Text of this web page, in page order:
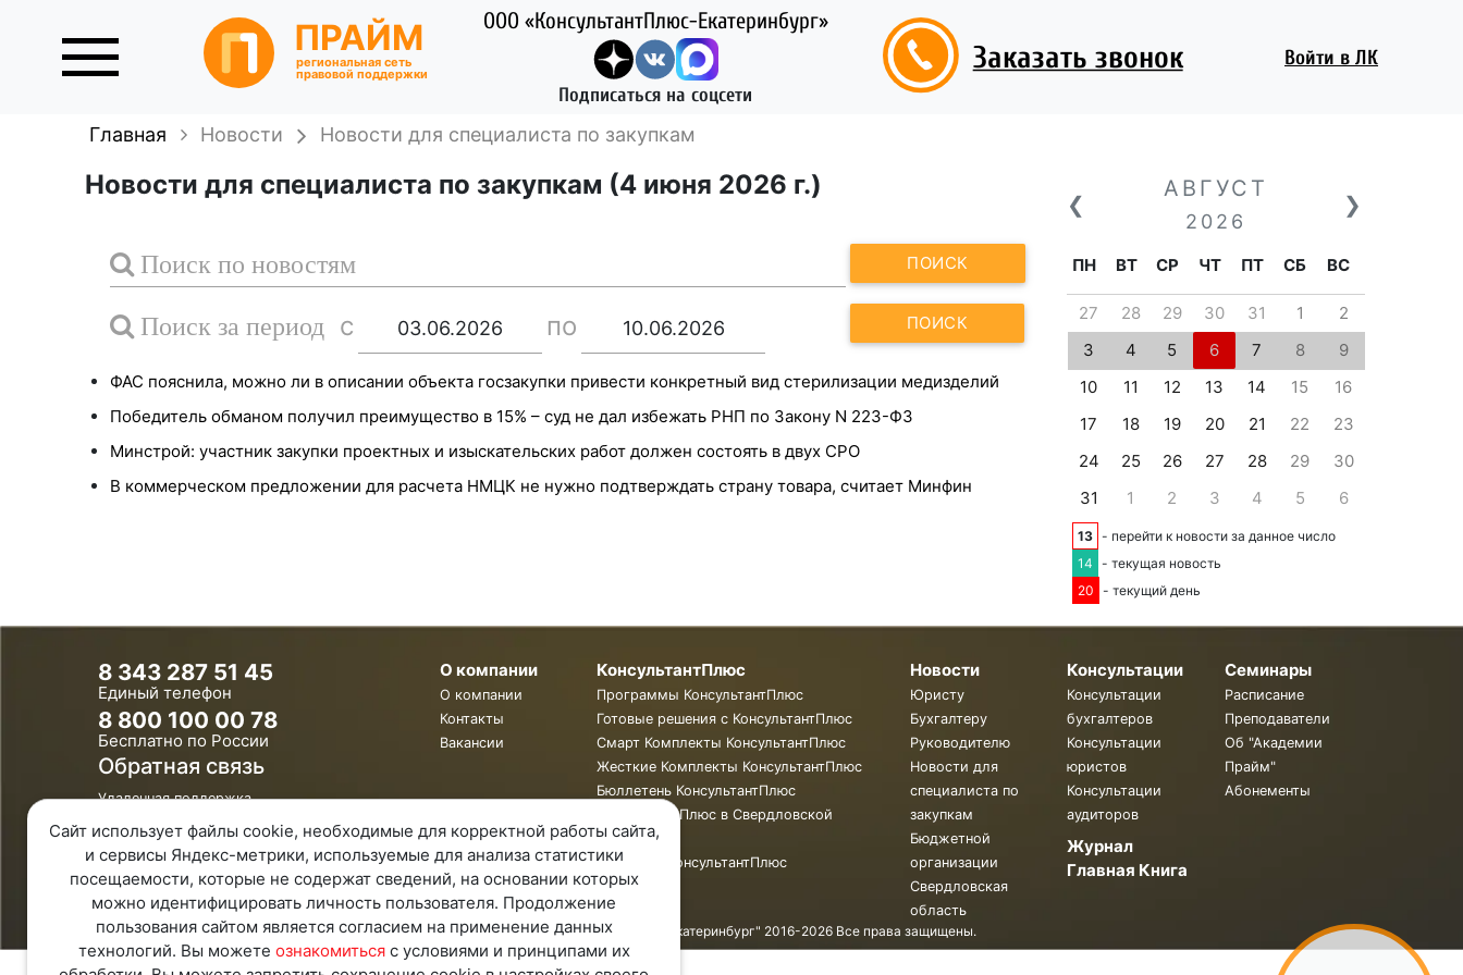
ПРАЙМ
региональная сеть
правовой поддержки
ООО «КонсультантПлюс-Екатеринбург»
Подписаться на соцсети
Заказать звонок Войти в ЛК
Главная Новости Новости для специалиста по закупкам
Новости для специалиста по закупкам (4 июня 2026 г.)
Поиск по новостям ПОИСК
Поиск за период с по ПОИСК
ФАС пояснила, можно ли в описании объекта госзакупки привести конкретный вид стерилизации медизделий
Победитель обманом получил преимущество в 15% – суд не дал избежать РНП по Закону N 223-ФЗ
Минстрой: участник закупки проектных и изыскательских работ должен состоять в двух СРО
В коммерческом предложении для расчета НМЦК не нужно подтверждать страну товара, считает Минфин
❮ ❯
АВГУСТ
2026
ПН ВТ СР ЧТ ПТ СБ ВС
27 28 29 30 31 1
2
3
4 5 6 7 8
9
10
11 12 13 14 15
16
17
18 19 20 21 22
23
24
25 26 27 28 29
30
31
1 2 3 4 5 6
13 - перейти к новости за данное число
14 - текущая новость
20 - текущий день
8 343 287 51 45
Единый телефон
8 800 100 00 78
Бесплатно по России
Обратная связь
Удаленная поддержка
Политика обработки персональных
данных
Карта Сайта
О компании
О компании
Контакты
Вакансии
КонсультантПлюс
Программы КонсультантПлюс
Готовые решения с КонсультантПлюс
Смарт Комплекты КонсультантПлюс
Жесткие Комплекты КонсультантПлюс
Бюллетень КонсультантПлюс
КонсультантПлюс в Свердловской
области
Обучение КонсультантПлюс
Новости
Юристу
Бухгалтеру
Руководителю
Новости для
специалиста по
закупкам
Бюджетной
организации
Свердловская
область
Консультации
Консультации
бухгалтеров
Консультации
юристов
Консультации
аудиторов
Журнал
Главная Книга
Семинары
Расписание
Преподаватели
Об "Академии
Прайм"
Абонементы
© ООО "КонсультантПлюс - Екатеринбург" 2016-2026 Все права защищены.
Сайт использует файлы cookie, необходимые для корректной работы сайта,
и сервисы Яндекс-метрики, используемые для анализа статистики
посещаемости, которые не содержат сведений, на основании которых
можно идентифицировать личность пользователя. Продолжение
пользования сайтом является согласием на применение данных
технологий. Вы можете ознакомитьсяс условиями и принципами их